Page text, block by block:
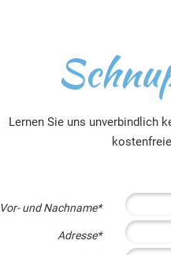
Lernen Sie uns unverbindlich
Vor- und Nachname*
Adresse*